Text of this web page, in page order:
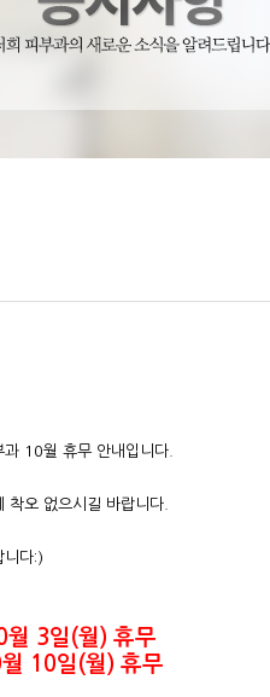
10월 휴무 안내입니다.
착오 없으시길 바랍니다.
니다:)
3일(월) 휴무
10일(월) 휴무